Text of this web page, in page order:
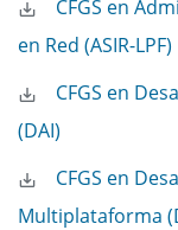
CFGS en
en Red (ASIR-LPF)
CFGS en
(DAI)
CFGS en
Multiplataforma